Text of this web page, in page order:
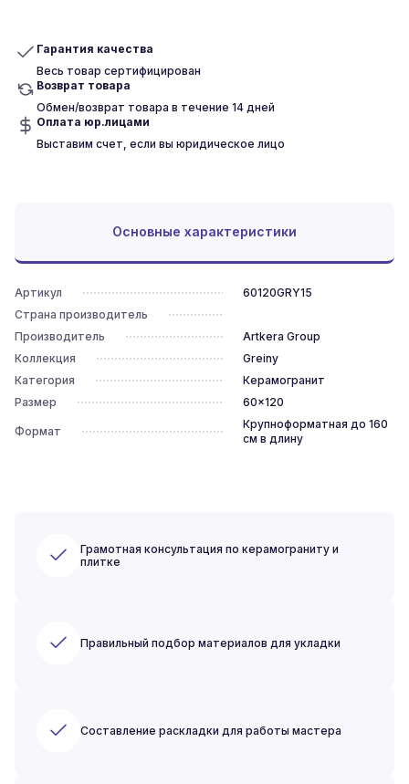
Гарантия качества
Весь товар сертифицирован
Возврат товара
Обмен/возврат товара в течение 14 дней
Оплата юр.лицами
Выставим счет, если вы юридическое лицо
Основные характеристики
Артикул
60120GRY15
Страна производитель
Производитель
Artkera Group
Коллекция
Greiny
Категория
Керамогранит
Размер
60x120
Формат
Крупноформатная до 160
см в длину
Грамотная консультация по керамограниту и
плитке
Правильный подбор материалов для укладки
Составление раскладки для работы мастера